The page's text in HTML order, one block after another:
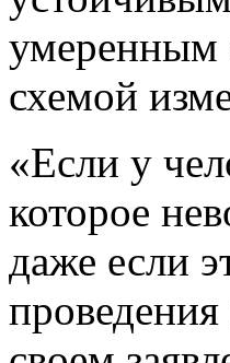
умеренным
схемой
«Если у
которое
даже если